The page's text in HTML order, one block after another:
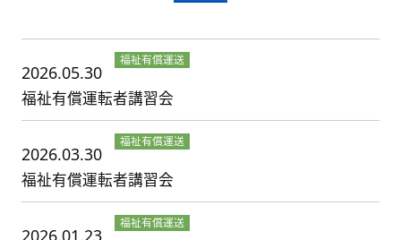
2026.05.30
福祉有償運送
福祉有償運転者講習会
2026.03.30
福祉有償運送
福祉有償運転者講習会
福祉有償運送